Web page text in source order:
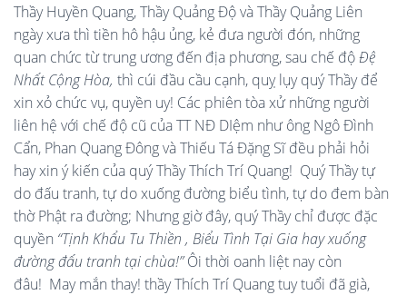
Thầy Huyền Quang, Thầy Quảng Độ và Thầy Quảng Liên
ngày xưa thì tiền hô hậu ủng, kẻ đưa người đón, những
quan chức từ trung ương đến địa phương, sau chế độĐệ
Nhất Cộng Hòa, thì cúi đầu cầu cạnh, quỵ lụy quý Thầy để
xin xỏ chức vụ, quyền uy! Các phiên tòa xử những người
liên hệ với chế độ cũ của TT NĐ DIệm như ông Ngô Đình
Cẩn, Phan Quang Đông và Thiếu Tá Đặng Sĩ đều phải hỏi
hay xin ý kiến của quý Thầy Thích Trí Quang! Quý Thầy tự
do đấu tranh, tự do xuống đường biểu tình, tự do đem bàn
thờ Phật ra đường; Nhưng giờ đây, quý Thầy chỉ được đặc
quyền “Tịnh Khẩu Tu Thiền , Biểu Tình Tại Gia hay xuống
đường đấu tranh tại chùa!”Ôi thời oanh liệt nay còn
đâu! May mắn thay! thầy Thích Trí Quang tuy tuổi đã già,